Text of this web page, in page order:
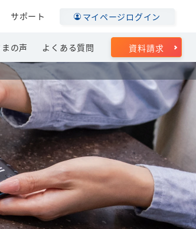
の声 よくある質問 資料請求
サポート マイページログイン